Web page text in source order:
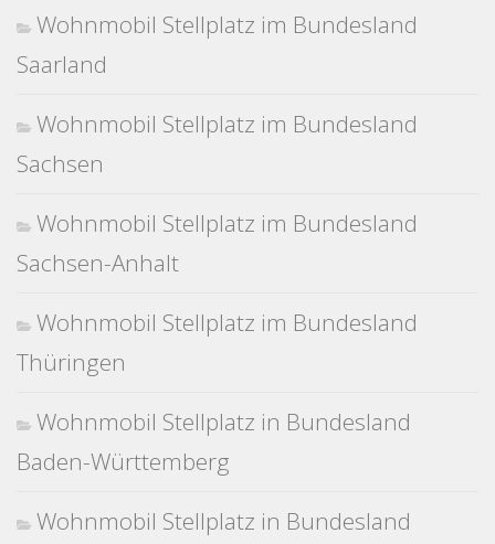
Wohnmobil Stellplatz im Bundesland
Saarland
Wohnmobil Stellplatz im Bundesland
Sachsen
Wohnmobil Stellplatz im Bundesland
Sachsen-Anhalt
Wohnmobil Stellplatz im Bundesland
Thüringen
Wohnmobil Stellplatz in Bundesland
Baden-Württemberg
Wohnmobil Stellplatz in Bundesland